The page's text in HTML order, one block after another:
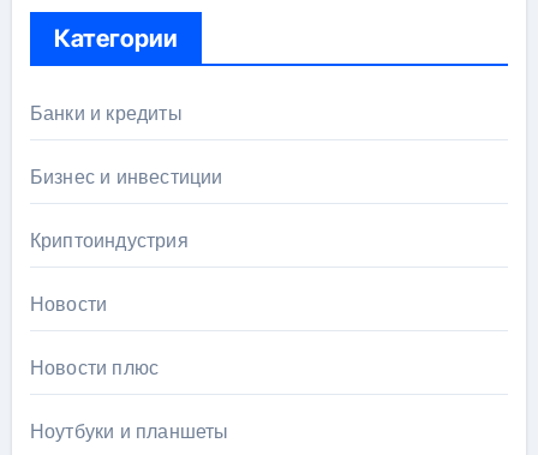
Категории
Банки и кредиты
Бизнес и инвестиции
Криптоиндустрия
Новости
Новости плюс
Ноутбуки и планшеты